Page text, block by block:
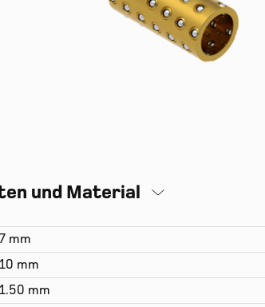
und Material
7 mm
10 mm
1.50 mm